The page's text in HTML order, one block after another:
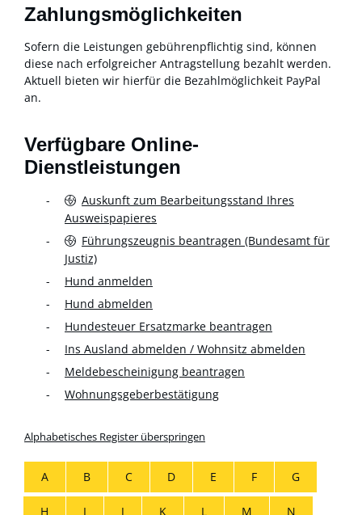
Zahlungsmöglichkeiten
Sofern die Leistungen gebührenpflichtig sind, können
diese nach erfolgreicher Antragstellung bezahlt werden.
Aktuell bieten wir hierfür die Bezahlmöglichkeit PayPal
an.
Verfügbare Online-
Dienstleistungen
Auskunft zum Bearbeitungsstand Ihres
Ausweispapieres
Führungszeugnis beantragen (Bundesamt für
Justiz)
Hund anmelden
Hund abmelden
Hundesteuer Ersatzmarke beantragen
Ins Ausland abmelden / Wohnsitz abmelden
Meldebescheinigung beantragen
Wohnungsgeberbestätigung
Alphabetisches Register überspringen
A B C D E F G
H I J K L M N